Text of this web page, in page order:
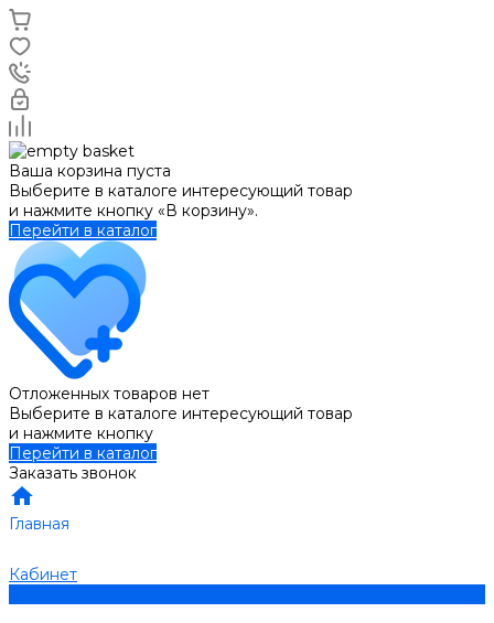
Ваша корзина пуста
Выберите в каталоге интересующий товар
и нажмите кнопку «В корзину».
Перейти в каталог
Отложенных товаров нет
Выберите в каталоге интересующий товар
и нажмите кнопку
Перейти в каталог
Заказать звонок
Главная
Кабинет